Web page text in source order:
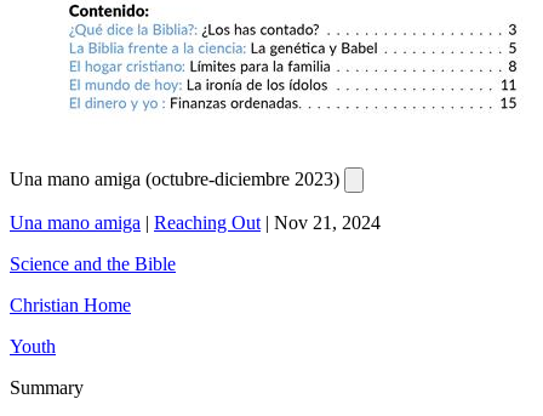
Una mano amiga (octubre-diciembre 2023)
Una mano amiga | Reaching Out | Nov 21, 2024
Science and the Bible
Christian Home
Youth
Summary